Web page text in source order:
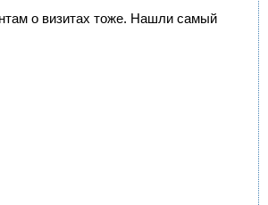
о визитах тоже. Нашли самый